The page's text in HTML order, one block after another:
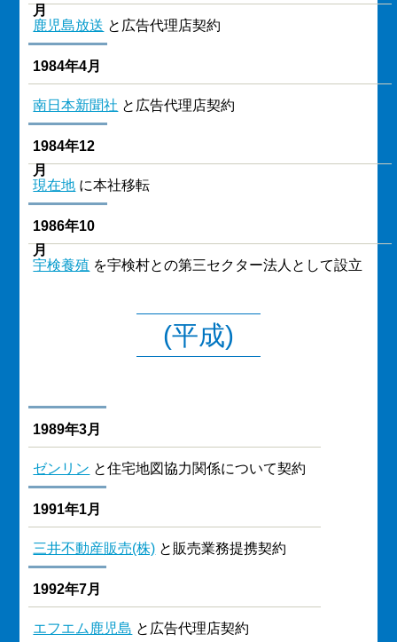
月
鹿児島放送 と広告代理店契約
1984年4月
南日本新聞社 と広告代理店契約
1984年12
月
現在地 に本社移転
1986年10
月
宇検養殖 を宇検村との第三セクター法人として設立
(平成)
1989年3月
ゼンリン と住宅地図協力関係について契約
1991年1月
三井不動産販売(株) と販売業務提携契約
1992年7月
エフエム鹿児島 と広告代理店契約